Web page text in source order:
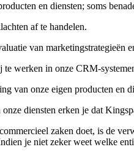
en diensten; soms
af te handelen.
van marketingstrategieën
werken in onze
van onze eigen producten en
diensten erken je dat
zaken doet, is de
je niet zeker weet welke